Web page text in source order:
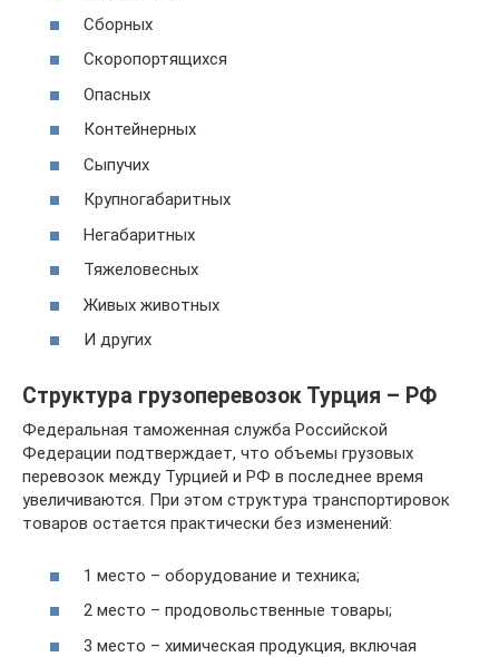
Сборных
Скоропортящихся
Опасных
Контейнерных
Сыпучих
Крупногабаритных
Негабаритных
Тяжеловесных
Живых животных
И других
Структура грузоперевозок Турция – РФ
Федеральная таможенная служба Российской
Федерации подтверждает, что объемы грузовых
перевозок между Турцией и РФ в последнее время
увеличиваются. При этом структура транспортировок
товаров остается практически без изменений:
1 место – оборудование и техника;
2 место – продовольственные товары;
3 место – химическая продукция, включая